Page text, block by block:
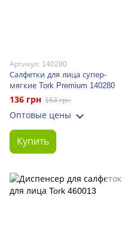
Артикул: 140280
Салфетки для лица супер-
мягкие Tork Premium 140280
136 грн 163 грн
Оптовые цены
Купить